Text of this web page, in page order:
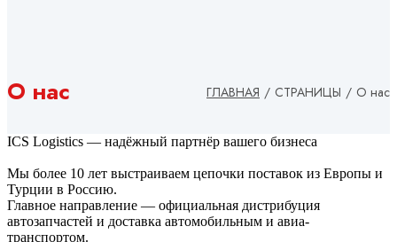
О нас ГЛАВНАЯ / СТРАНИЦЫ / О нас
ICS Logistics — надёжный партнёр вашего бизнеса
Мы более 10 лет выстраиваем цепочки поставок из Европы и
Турции в Россию.
Главное направление — официальная дистрибуция
автозапчастей и доставка автомобильным и авиа-
транспортом.